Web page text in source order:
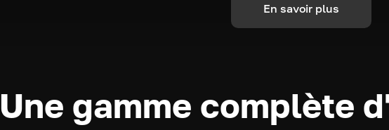
En savoir plus
Une gamme complète